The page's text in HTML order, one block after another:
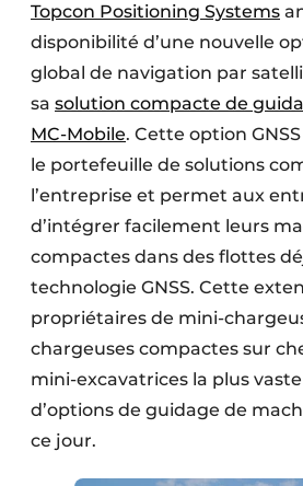
Construction bois
Contrôle d’accès
Éclairage
Fondations
Façades
Géotextiles
Infrastructures souterraines et
Protection solaire
Rénovation
Sécurité incendie
Topcon Positioning Systems
disponibilité d’une nouvelle
global de navigation par
sa solution compacte de
MC-Mobile. Cette option
le portefeuille de solutions
l’entreprise et permet aux
d’intégrer facilement leurs
compactes dans des flottes
technologie GNSS. Cette
propriétaires de mini-
chargeuses compactes sur
mini-excavatrices la plus
d’options de guidage de
ce jour.